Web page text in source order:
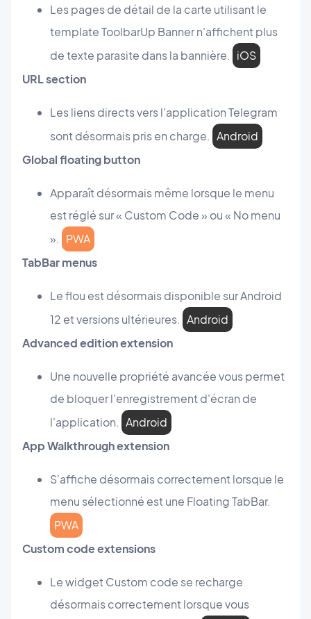
Les pages de détail de la carte utilisant le
template ToolbarUp Banner n'affichent plus
de texte parasite dans la bannière. iOS
URL section
Les liens directs vers l'application Telegram
sont désormais pris en charge. Android
Global floating button
Apparaît désormais même lorsque le menu
est réglé sur « Custom Code » ou « No menu
». PWA
TabBar menus
Le flou est désormais disponible sur Android
12 et versions ultérieures. Android
Advanced edition extension
Une nouvelle propriété avancée vous permet
de bloquer l'enregistrement d'écran de
l'application. Android
App Walkthrough extension
S'affiche désormais correctement lorsque le
menu sélectionné est une Floating TabBar.
PWA
Custom code extensions
Le widget Custom code se recharge
désormais correctement lorsque vous